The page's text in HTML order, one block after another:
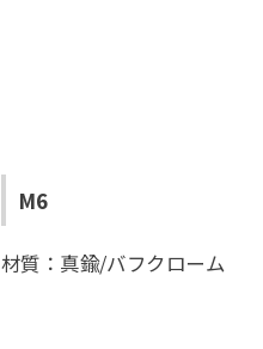
M6
材質：真鍮/バフクローム